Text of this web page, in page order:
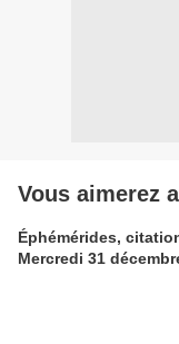
Vous aimerez
Éphémérides,
Mercredi 31